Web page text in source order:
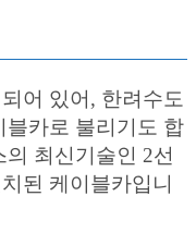
어 있어, 한려수도
블카로 불리기도 합
최신기술인 2선
된 케이블카입니